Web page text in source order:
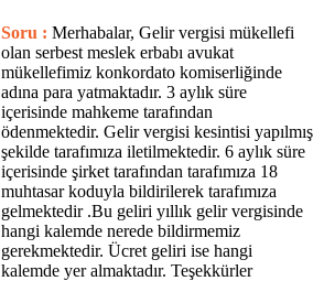
Soru : Merhabalar, Gelir vergisi mükellefi
olan serbest meslek erbabı avukat
mükellefimiz konkordato komiserliğinde
adına para yatmaktadır. 3 aylık süre
içerisinde mahkeme tarafından
ödenmektedir. Gelir vergisi kesintisi yapılmış
şekilde tarafımıza iletilmektedir. 6 aylık süre
içerisinde şirket tarafından tarafımıza 18
muhtasar koduyla bildirilerek tarafımıza
gelmektedir .Bu geliri yıllık gelir vergisinde
hangi kalemde nerede bildirmemiz
gerekmektedir. Ücret geliri ise hangi
kalemde yer almaktadır. Teşekkürler